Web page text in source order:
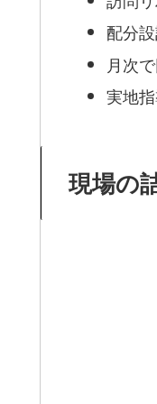
配分
月次
実地
現場の